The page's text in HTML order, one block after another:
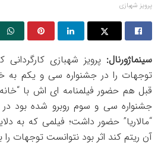
پرویز شهبازی
سینماژورنال:
توجهات را در جشنواره سی و یکم
قبل هم حضور فیلمنامه ای اش با
جشنواره سی و سوم روبرو شده بود
“مالاریا” حضور داشت؛ فیلمی که به
آن ریتم کند اثر بود نتوانست توجهات